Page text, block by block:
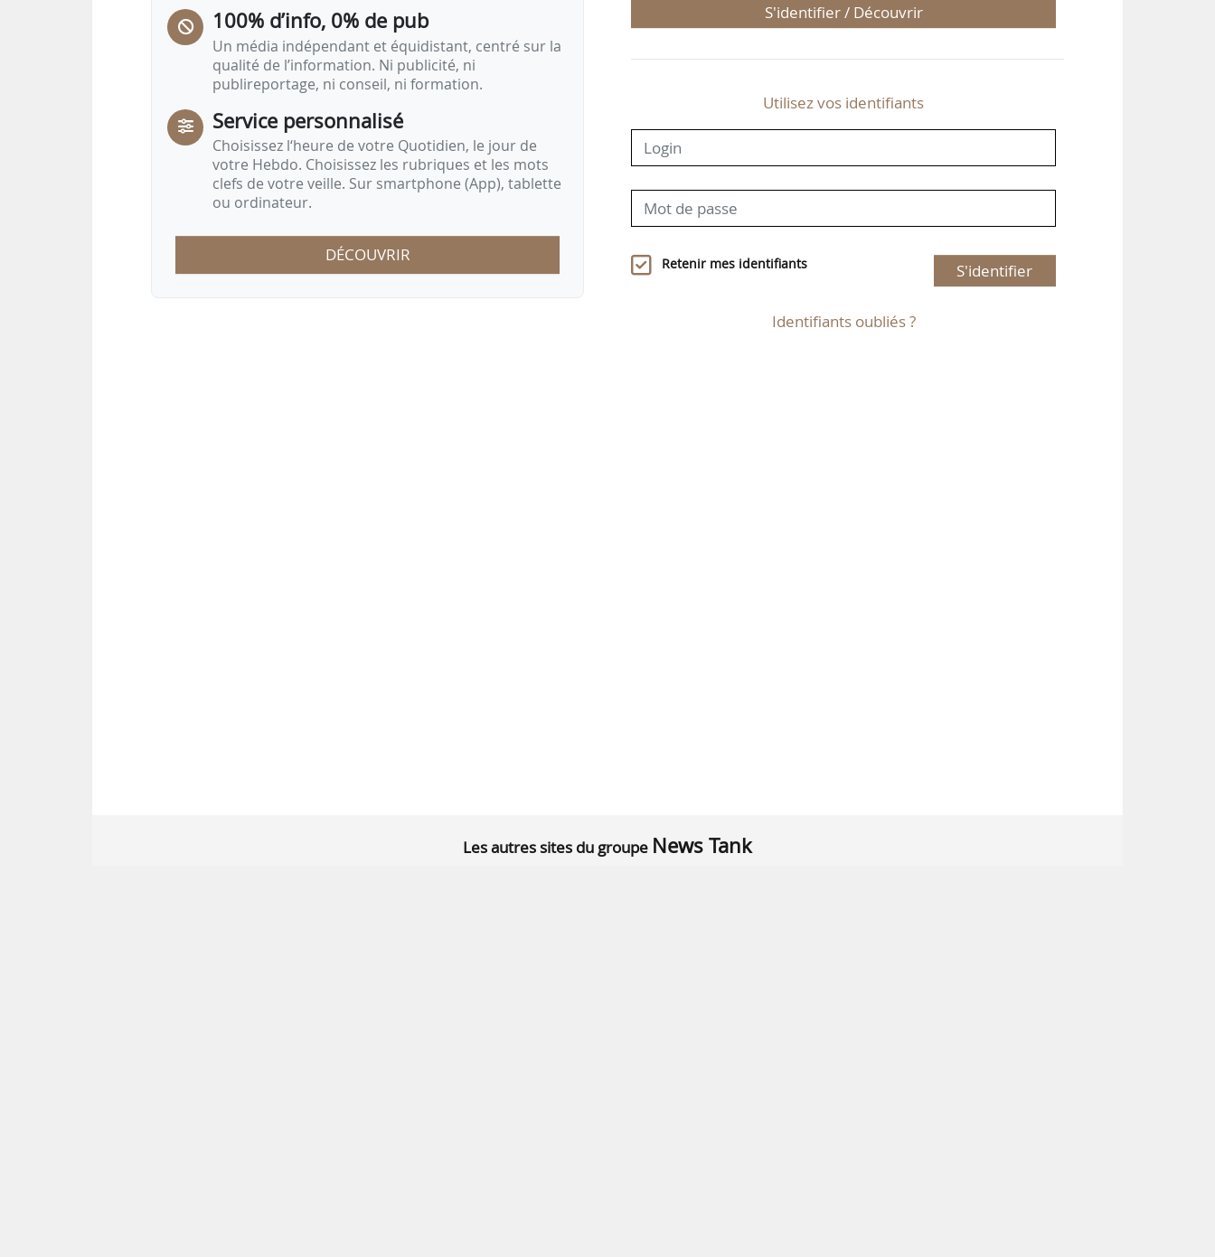
100% d’info, 0% de pub
Un média indépendant et équidistant, centré sur la
qualité de l’information. Ni publicité, ni
publireportage, ni conseil, ni formation.
Service personnalisé
Choisissez l‘heure de votre Quotidien, le jour de
votre Hebdo. Choisissez les rubriques et les mots
clefs de votre veille. Sur smartphone (App), tablette
ou ordinateur.
DÉCOUVRIR
S'identifier / Découvrir
Utilisez vos identifiants
Retenir mes identifiants S'identifier
Identifiants oubliés ?
Les autres sites du groupe News Tank